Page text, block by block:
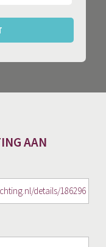
AAN